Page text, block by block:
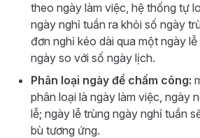
theo ngày làm việc, hệ thống tự
ngày nghỉ tuần ra khỏi số ngày
đơn nghỉ kéo dài qua một ngày
ngày so với số ngày lịch.
Phân loại ngày để chấm công:
phân loại là ngày làm việc, ngày
lễ; ngày lễ trùng ngày nghỉ tuần
bù tương ứng.